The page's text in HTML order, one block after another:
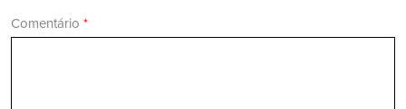
Comentário *